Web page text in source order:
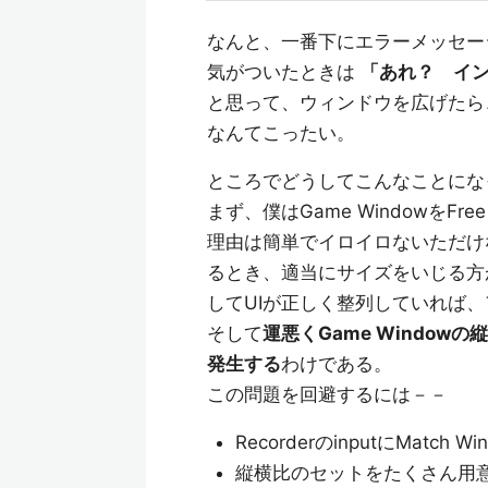
なんと、一番下にエラーメッセ
気がついたときは
「あれ？ イ
と思って、ウィンドウを広げた
なんてこったい。
ところでどうしてこんなことに
まず、僕はGame Windowを
理由は簡単でイロイロないただ
るとき、適当にサイズをいじる
してUIが正しく整列していれば
そして運悪くGame Windowの
発生するわけである。
この問題を回避するには－－
RecorderのinputにMatch
縦横比のセットをたくさん用